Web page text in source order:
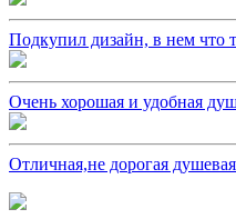
Подкупил дизайн, в нем что
Очень хорошая и удобная
Отличная,не дорогая